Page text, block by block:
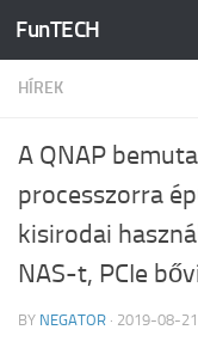
Skip to content
FunTECH
HÍREK
A QNAP
processzorra
kisirodai
NAS-t, PCIe
BY NEGATOR · 2019-08-21